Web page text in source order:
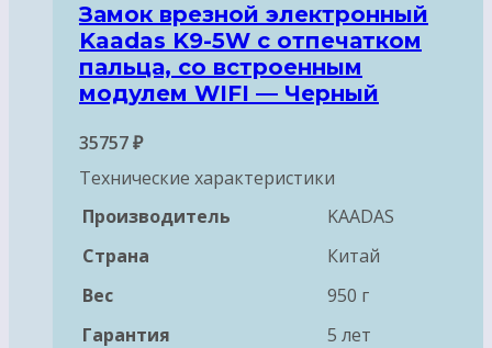
Замок врезной электронный
Kaadas K9-5W с отпечатком
пальца, со встроенным
модулем WIFI — Черный
35757₽
Технические характеристики
Производитель
KAADAS
Страна
Китай
Вес
950 г
Гарантия
5 лет